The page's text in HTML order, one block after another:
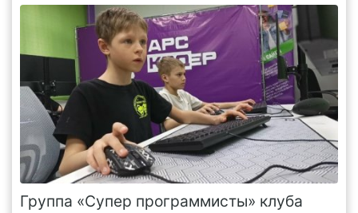
Группа «Супер программисты» клуба